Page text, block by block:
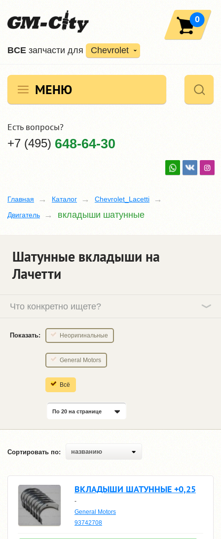
ВCE запчасти для Chevrolet
0
МЕНЮ
Есть вопросы?
+7 (495) 648-64-30
Главная Каталог
Chevrolet_Lacetti
Двигатель
вкладыши шатунные
Шатунные вкладыши на
Лачетти
Что конкретно ищете?
Показать: Неоригинальные
General Motors
Всё
По 20 на странице
Сортировать по: названию
ВКЛАДЫШИ ШАТУННЫЕ +0,25
-
General Motors
93742708